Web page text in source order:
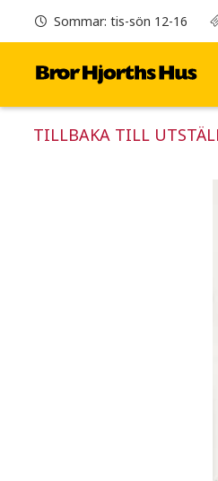
Sommar: tis-sön 12-16
TILLBAKA TILL